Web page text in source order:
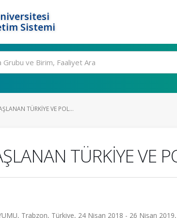
Sistemi
TÜRKİYE VE POL...
TÜRKİYE VE
Trabzon, Türkiye, 24 Nisan 2018 - 26 Nisan